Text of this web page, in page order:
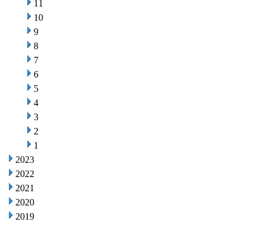
11
10
9
8
7
6
5
4
3
2
1
2023
2022
2021
2020
2019